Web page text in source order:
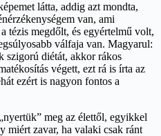
látta, addig azt mondta,
van, ami
tézis megdőlt, és egyértelmű volt,
válfaja van. Magyarul:
szigorú diétát, akkor rákos
végett, ezt rá is írta az
ezért is nagyon fontos a
meg az élettől, egyikkel
miért zavar, ha valaki csak ránt